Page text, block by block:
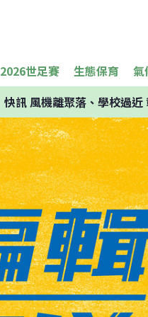
2026世足賽 生態保育 氣
快訊風機離聚落、學校過